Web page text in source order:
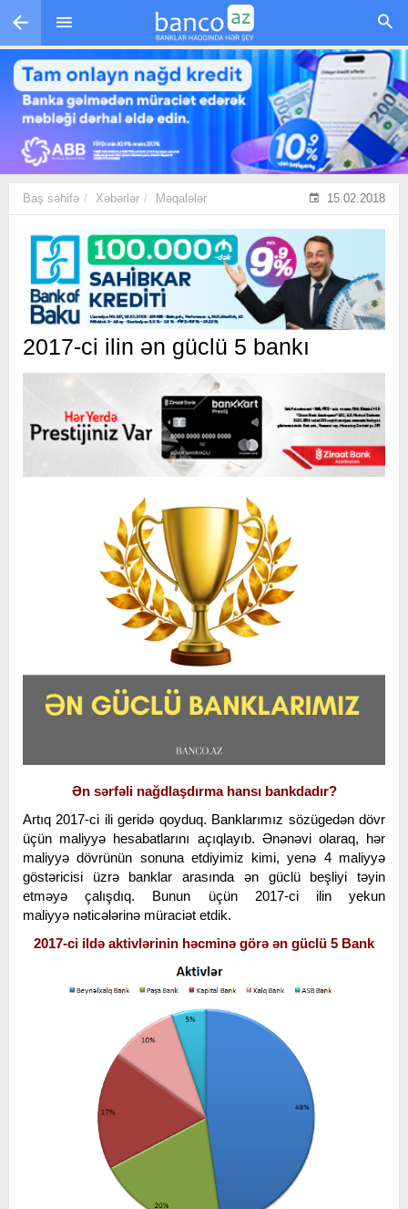
Skip to main content
Baş səhifə Xəbərlər Məqalələr 15.02.2018
2017-ci ilin ən güclü 5 bankı
Ən sərfəli nağdlaşdırma hansı bankdadır?
Artıq 2017-ci ili geridə qoyduq. Banklarımız sözügedən dövr
üçün maliyyə hesabatlarını açıqlayıb. Ənənəvi olaraq, hər
maliyyə dövrünün sonuna etdiyimiz kimi, yenə 4 maliyyə
göstəricisi üzrə banklar arasında ən güclü beşliyi təyin
etməyə çalışdıq. Bunun üçün 2017-ci ilin yekun
maliyyə nəticələrinə müraciət etdik.
2017-ci ildə aktivlərinin həcminə görə ən güclü 5 Bank